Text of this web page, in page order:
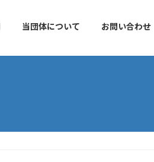
当団体について お問い合わせ